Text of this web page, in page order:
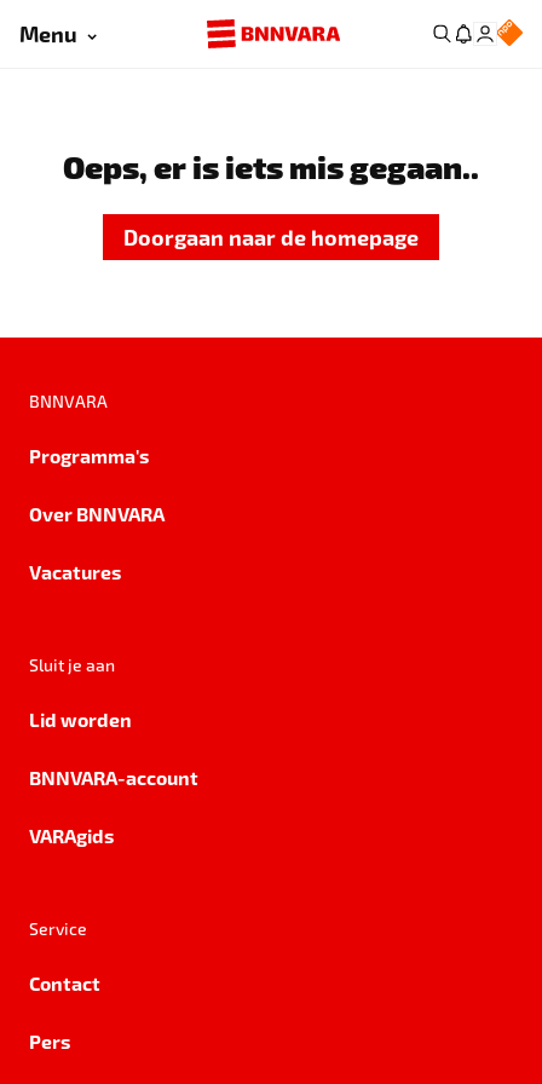
Menu
Oeps, er is iets mis gegaan..
Doorgaan naar de homepage
BNNVARA
Programma's
Over BNNVARA
Vacatures
Sluit je aan
Lid worden
BNNVARA-account
VARAgids
Service
Contact
Pers